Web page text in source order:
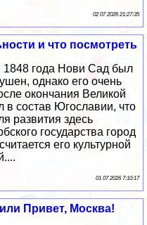
02 07 2026 21:27:35
и что посмотреть
1848 года Нови Сад был
однако его очень
окончания Великой
состав Югославии, что
развития здесь
государства город
его культурной
01 07 2026 7:10:17
Привет, Москва!